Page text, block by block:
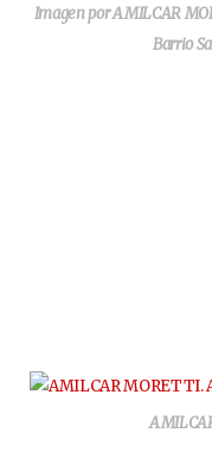
Imagen por AMILCAR
Barrio